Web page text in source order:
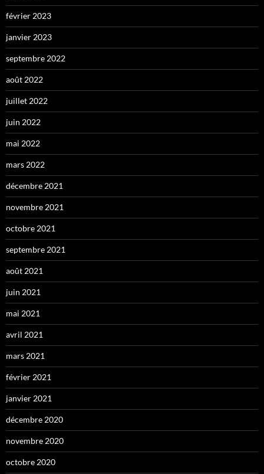
février 2023
janvier 2023
septembre 2022
août 2022
juillet 2022
juin 2022
mai 2022
mars 2022
décembre 2021
novembre 2021
octobre 2021
septembre 2021
août 2021
juin 2021
mai 2021
avril 2021
mars 2021
février 2021
janvier 2021
décembre 2020
novembre 2020
octobre 2020